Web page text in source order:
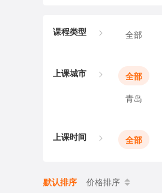
课程类型 全部
上课城市 全部
青岛
上课时间 全部
默认排序 价格排序